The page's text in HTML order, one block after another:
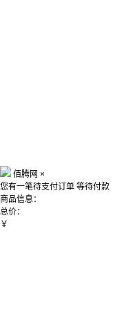
佰腾网 ×
您有一笔待支付订单 等待付款
商品信息：
总价：
￥